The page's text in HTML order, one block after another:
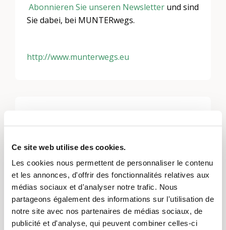
Ce site web utilise des cookies.
Les cookies nous permettent de personnaliser le contenu
et les annonces, d'offrir des fonctionnalités relatives aux
médias sociaux et d'analyser notre trafic. Nous
partageons également des informations sur l'utilisation de
notre site avec nos partenaires de médias sociaux, de
publicité et d'analyse, qui peuvent combiner celles-ci
Abonnieren Sie unseren Newsletter und sind
Sie dabei, bei MUNTERwegs.
http://www.munterwegs.eu
commentaire.